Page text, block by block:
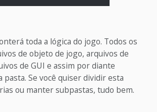
toda a lógica do jogo. Todos os
de objeto de jogo, arquivos de
de GUI e assim por diante
pasta. Se você quiser dividir esta
ou manter subpastas, tudo bem.